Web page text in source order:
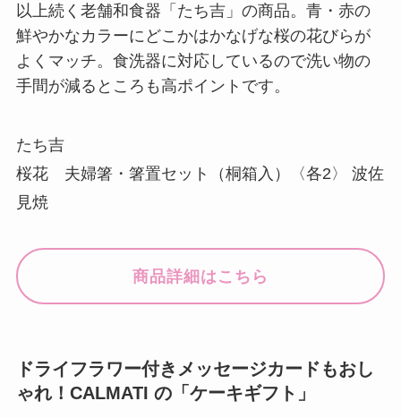
以上続く老舗和食器「たち吉」の商品。青・赤の
鮮やかなカラーにどこかはかなげな桜の花びらが
よくマッチ。食洗器に対応しているので洗い物の
手間が減るところも高ポイントです。
たち吉
桜花 夫婦箸・箸置セット（桐箱入）〈各2〉 波佐
見焼
商品詳細はこちら
ドライフラワー付きメッセージカードもおし
ゃれ！CALMATI の「ケーキギフト」